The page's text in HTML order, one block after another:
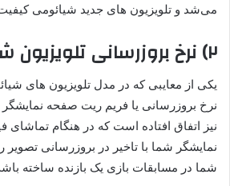
می‌شد و تلویزیون های جدید شیائومی
۲) نرخ بروزرسانی تلویزیون شیائومی
یکی از معایبی که در مدل تلویزیون های
نرخ بروزرسانی یا فریم ریت صفحه
نیز اتفاق افتاده است که در هنگام تماشای
نمایشگر شما با تاخیر در بروزرسانی تصویر
شما در مسابقات بازی یک بازنده ساخته